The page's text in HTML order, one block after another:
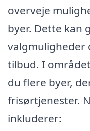
overveje
byer. Dette kan
valgmuligheder
tilbud. I
du flere byer,
frisørtjenester.
inkluderer: